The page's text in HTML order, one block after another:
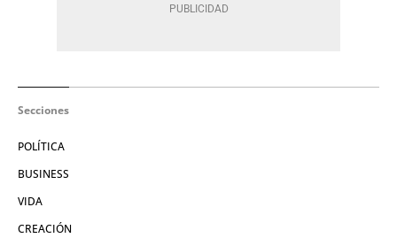
Secciones
POLÍTICA
BUSINESS
VIDA
CREACIÓN